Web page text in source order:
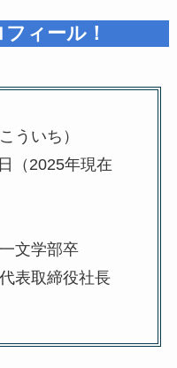
ィール！
ういち）
（2025年現在
文学部卒
表取締役社長